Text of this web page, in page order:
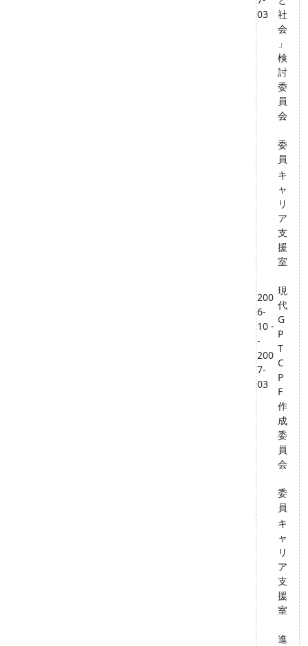
03
社
会
」
検
討
委
員
会
委
員
200
6-
10 -
-
200
7-
03
キ
ャ
リ
ア
支
援
室
現
代
G
P
T
C
P
F
作
成
委
員
会
委
員
キ
ャ
リ
ア
支
援
室
進